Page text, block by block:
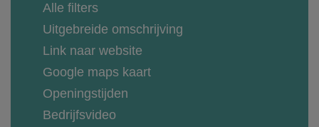
Alle filters
Uitgebreide omschrijving
Link naar website
Google maps kaart
Openingstijden
Bedrijfsvideo